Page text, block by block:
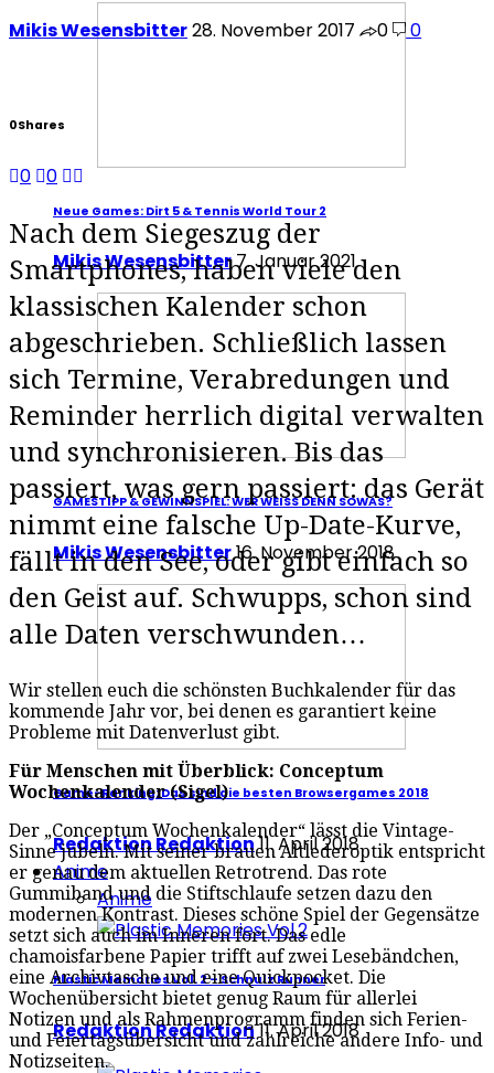
Neue Games: Dirt 5 & Tennis World Tour 2
Mikis Wesensbitter7. Januar 2021
GAMESTIPP & GEWINNSPIEL: WER WEISS DENN SOWAS?
Mikis Wesensbitter16. November 2018
Game-Ranking: Das sind die besten Browsergames 2018
Redaktion Redaktion11. April 2018
Anime
Anime
Plastic Memories Vol. 2 – Schnulz Runner
Redaktion Redaktion11. April 2018
Mikis Wesensbitter28. November 2017 0 0
0Shares
0 0
Nach dem Siegeszug der
Smartphones, haben viele den
klassischen Kalender schon
abgeschrieben. Schließlich lassen
sich Termine, Verabredungen und
Reminder herrlich digital verwalten
und synchronisieren. Bis das
passiert, was gern passiert: das Gerät
nimmt eine falsche Up-Date-Kurve,
fällt in den See, oder gibt einfach so
den Geist auf. Schwupps, schon sind
alle Daten verschwunden…
Wir stellen euch die schönsten Buchkalender für das
kommende Jahr vor, bei denen es garantiert keine
Probleme mit Datenverlust gibt.
Für Menschen mit Überblick: Conceptum
Wochenkalender (Sigel)
Der „Conceptum Wochenkalender“ lässt die Vintage-
Sinne jubeln. Mit seiner brauen Altlederoptik entspricht
er genau dem aktuellen Retrotrend. Das rote
Gummiband und die Stiftschlaufe setzen dazu den
modernen Kontrast. Dieses schöne Spiel der Gegensätze
setzt sich auch im Inneren fort. Das edle
chamoisfarbene Papier trifft auf zwei Lesebändchen,
eine Archivtasche und eine Quickpocket. Die
Wochenübersicht bietet genug Raum für allerlei
Notizen und als Rahmenprogramm finden sich Ferien-
und Feiertagsübersicht und zahlreiche andere Info- und
Notizseiten.